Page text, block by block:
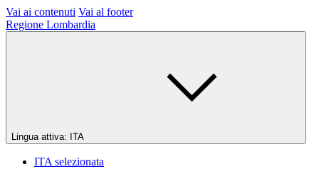
Vai ai contenuti Vai al footer
Regione Lombardia
Lingua attiva: ITA
ITA selezionata